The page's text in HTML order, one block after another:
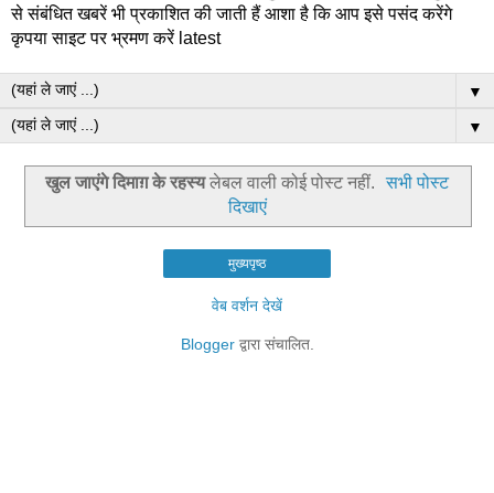
से संबंधित खबरें भी प्रकाशित की जाती हैं आशा है कि आप इसे पसंद करेंगे
कृपया साइट पर भ्रमण करें latest
▼
▼
खुल जाएंगे दिमाग़ के रहस्यलेबल वाली कोई पोस्ट नहीं.
सभी पोस्ट
दिखाएं
मुख्यपृष्ठ
वेब वर्शन देखें
Bloggerद्वारा संचालित.